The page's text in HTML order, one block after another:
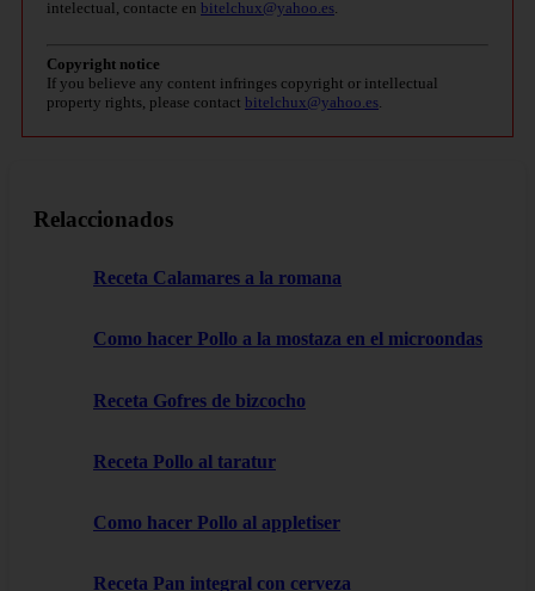
intelectual, contacte en bitelchux@yahoo.es
Copyright notice
If you believe any content infringes copyright or intellectual
property rights, please contact bitelchux@yahoo.es
Relaccionados
Receta Calamares a la romana
Como hacer Pollo a la mostaza en el microondas
Receta Gofres de bizcocho
Receta Pollo al taratur
Como hacer Pollo al appletiser
Receta Pan integral con cerveza